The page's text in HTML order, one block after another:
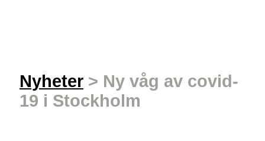
Nyheter > Ny våg av covid-
19 i Stockholm